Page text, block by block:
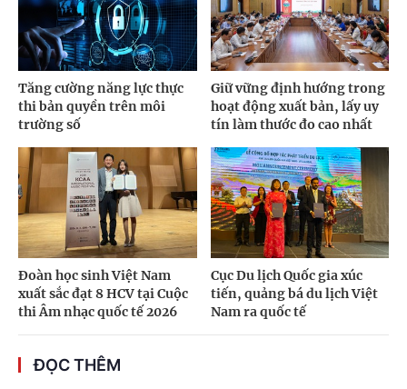
Tăng cường năng lực thực
thi bản quyền trên môi
trường số
Giữ vững định hướng trong
hoạt động xuất bản, lấy uy
tín làm thước đo cao nhất
Đoàn học sinh Việt Nam
xuất sắc đạt 8 HCV tại Cuộc
thi Âm nhạc quốc tế 2026
Cục Du lịch Quốc gia xúc
tiến, quảng bá du lịch Việt
Nam ra quốc tế
ĐỌC THÊM